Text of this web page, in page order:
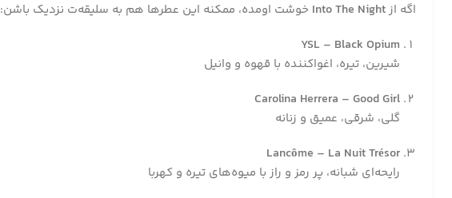
اگه ازInto The Night خوشت اومده، ممکنه این عطرها هم به سلیقه‌ت نزدیک باشن:
YSL – Black Opium
شیرین، تیره، اغواکننده با قهوه و وانیل
Carolina Herrera – Good Girl
گلی، شرقی، عمیق و زنانه
Lancôme – La Nuit Trésor
رایحه‌ای شبانه، پر رمز و راز با میوه‌های تیره و کهربا